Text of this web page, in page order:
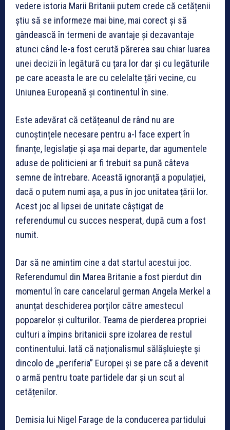
vedere istoria Marii Britanii putem crede că cetățenii
știu să se informeze mai bine, mai corect și să
gândească în termeni de avantaje și dezavantaje
atunci când le-a fost cerută părerea sau chiar luarea
unei decizii în legătură cu țara lor dar și cu legăturile
pe care aceasta le are cu celelalte țări vecine, cu
Uniunea Europeană și continentul în sine.
Este adevărat că cetățeanul de rând nu are
cunoștințele necesare pentru a-l face expert în
finanțe, legislație și așa mai departe, dar agumentele
aduse de politicieni ar fi trebuit sa pună câteva
semne de întrebare. Această ignoranță a populației,
dacă o putem numi așa, a pus în joc unitatea țării lor.
Acest joc al lipsei de unitate câștigat de
referendumul cu succes nesperat, după cum a fost
numit.
Dar să ne amintim cine a dat startul acestui joc.
Referendumul din Marea Britanie a fost pierdut din
momentul în care cancelarul german Angela Merkel a
anunțat deschiderea porților către amestecul
popoarelor și culturilor. Teama de pierderea propriei
culturi a împins britanicii spre izolarea de restul
continentului. Iată că naționalismul sălășluiește și
dincolo de „periferia” Europei și se pare că a devenit
o armă pentru toate partidele dar și un scut al
cetățenilor.
Demisia lui Nigel Farage de la conducerea partidului